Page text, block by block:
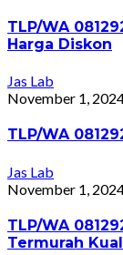
TLP/WA
Harga Diskon
Jas Lab
November 1,
TLP/WA
Jas Lab
November 1,
TLP/WA
Termurah